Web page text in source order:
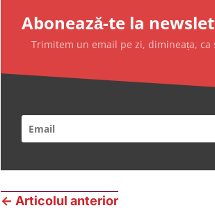
Abonează-te la
Trimitem un email pe zi, dimineața,
← Articolul anterior